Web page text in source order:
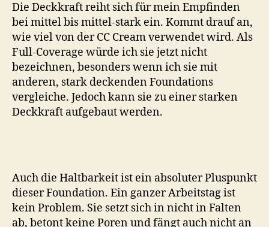
Die Deckkraft reiht sich für mein Empfinden
bei mittel bis mittel-stark ein. Kommt drauf an,
wie viel von der CC Cream verwendet wird. Als
Full-Coverage würde ich sie jetzt nicht
bezeichnen, besonders wenn ich sie mit
anderen, stark deckenden Foundations
vergleiche. Jedoch kann sie zu einer starken
Deckkraft aufgebaut werden.
Auch die Haltbarkeit ist ein absoluter Pluspunkt
dieser Foundation. Ein ganzer Arbeitstag ist
kein Problem. Sie setzt sich in nicht in Falten
ab, betont keine Poren und fängt auch nicht an